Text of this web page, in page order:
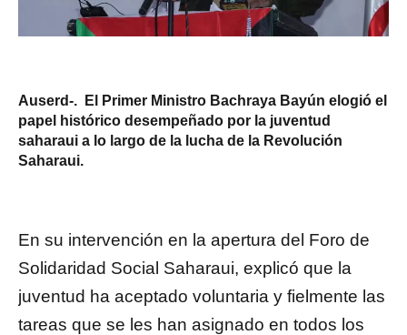
Auserd-. El Primer Ministro Bachraya Bayún elogió el
papel histórico desempeñado por la juventud
saharaui a lo largo de la lucha de la Revolución
Saharaui.
En su intervención en la apertura del Foro de
Solidaridad Social Saharaui, explicó que la
juventud ha aceptado voluntaria y fielmente las
tareas que se les han asignado en todos los